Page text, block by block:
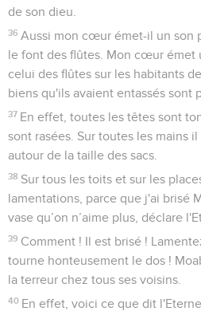
de son dieu.
36 Aussi mon cœur émet-il un son
le font des flûtes. Mon cœur émet
celui des flûtes sur les habitants
biens qu'ils avaient entassés sont
37 En effet, toutes les têtes sont
sont rasées. Sur toutes les mains
autour de la taille des sacs.
38 Sur tous les toits et sur les
lamentations, parce que j'ai brisé
vase qu’on n’aime plus, déclare
39 Comment ! Il est brisé !
tourne honteusement le dos !
la terreur chez tous ses voisins.
40 En effet, voici ce que dit